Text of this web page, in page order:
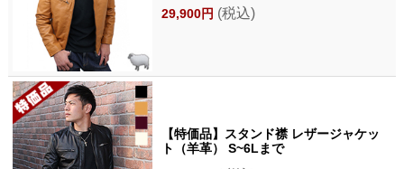
29,900円 (税込)
【特価品】スタンド襟 レザージャケッ
ト（羊革） S~6Lまで